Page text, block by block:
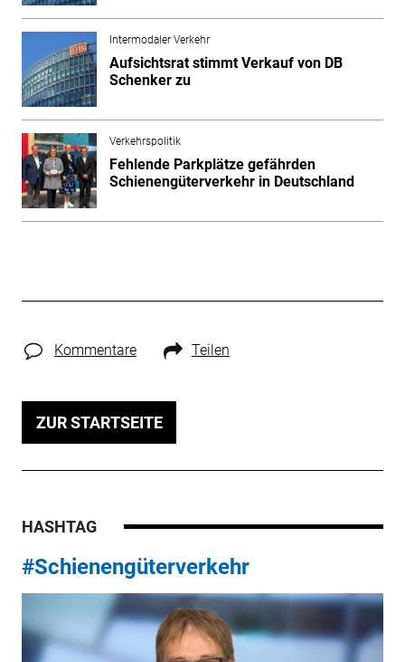
Intermodaler Verkehr
Aufsichtsrat stimmt Verkauf von DB
Schenker zu
Verkehrspolitik
Fehlende Parkplätze gefährden
Schienengüterverkehr in Deutschland
Kommentare Teilen
ZUR STARTSEITE
HASHTAG
#Schienengüterverkehr